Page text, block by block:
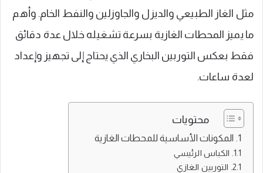
مثل الغاز الطبيعي والديزل والجاوزلين والنفط الخام. وأهم
ما يميز المحطات الغازية بسرعة تشغيله خلال عدة دقائق
فقط بعكس التوربين البخاري الذي يحتاج إلى تجهيز وإعداد
لعدة ساعات.
محتويات
المكونات الأساسية للمحطات الغازية
الكباس الرئيسي
التوربين الغازي